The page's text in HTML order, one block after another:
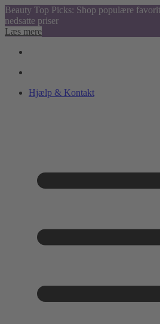
Beauty Top Picks: Shop populære
nedsatte priser
Læs mere
Hjælp & Kontakt